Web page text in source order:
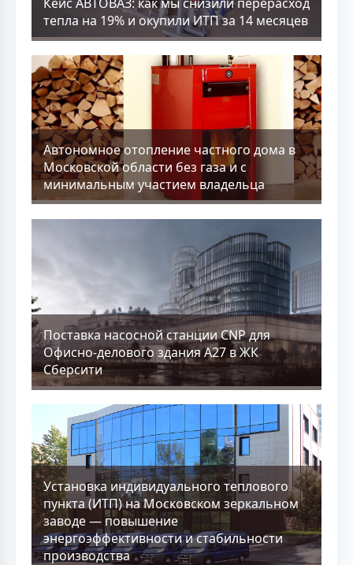
тепла на 19% и окупили ИТП за 14 месяцев
Aвтономное отопление частного дома в
Московской области без газа и с
минимальным участием владельца
Поставка насосной станции CNP для
Офисно-делового здания А27 в ЖК
Сберсити
Установка индивидуального теплового
пункта (ИТП) на Московском зеркальном
заводе — повышение
энергоэффективности и стабильности
производства